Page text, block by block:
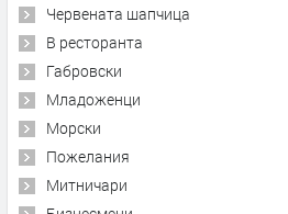
Червената шапчица
В ресторанта
Габровски
Младоженци
Морски
Пожелания
Митничари